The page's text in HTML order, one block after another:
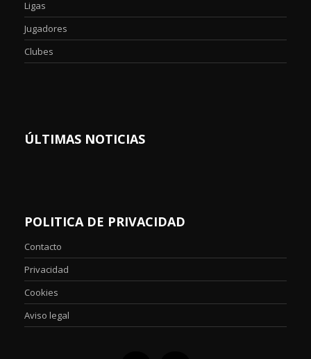
Ligas
Jugadores
Clubes
ÚLTIMAS NOTICIAS
POLITICA DE PRIVACIDAD
Contacto
Privacidad
Cookies
Aviso legal